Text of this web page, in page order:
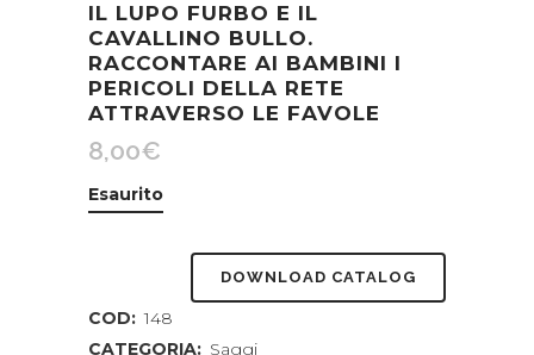
IL LUPO FURBO E IL
CAVALLINO BULLO.
RACCONTARE AI BAMBINI I
PERICOLI DELLA RETE
ATTRAVERSO LE FAVOLE
8,00€
Esaurito
DOWNLOAD CATALOG
COD: 148
CATEGORIA: Saggi